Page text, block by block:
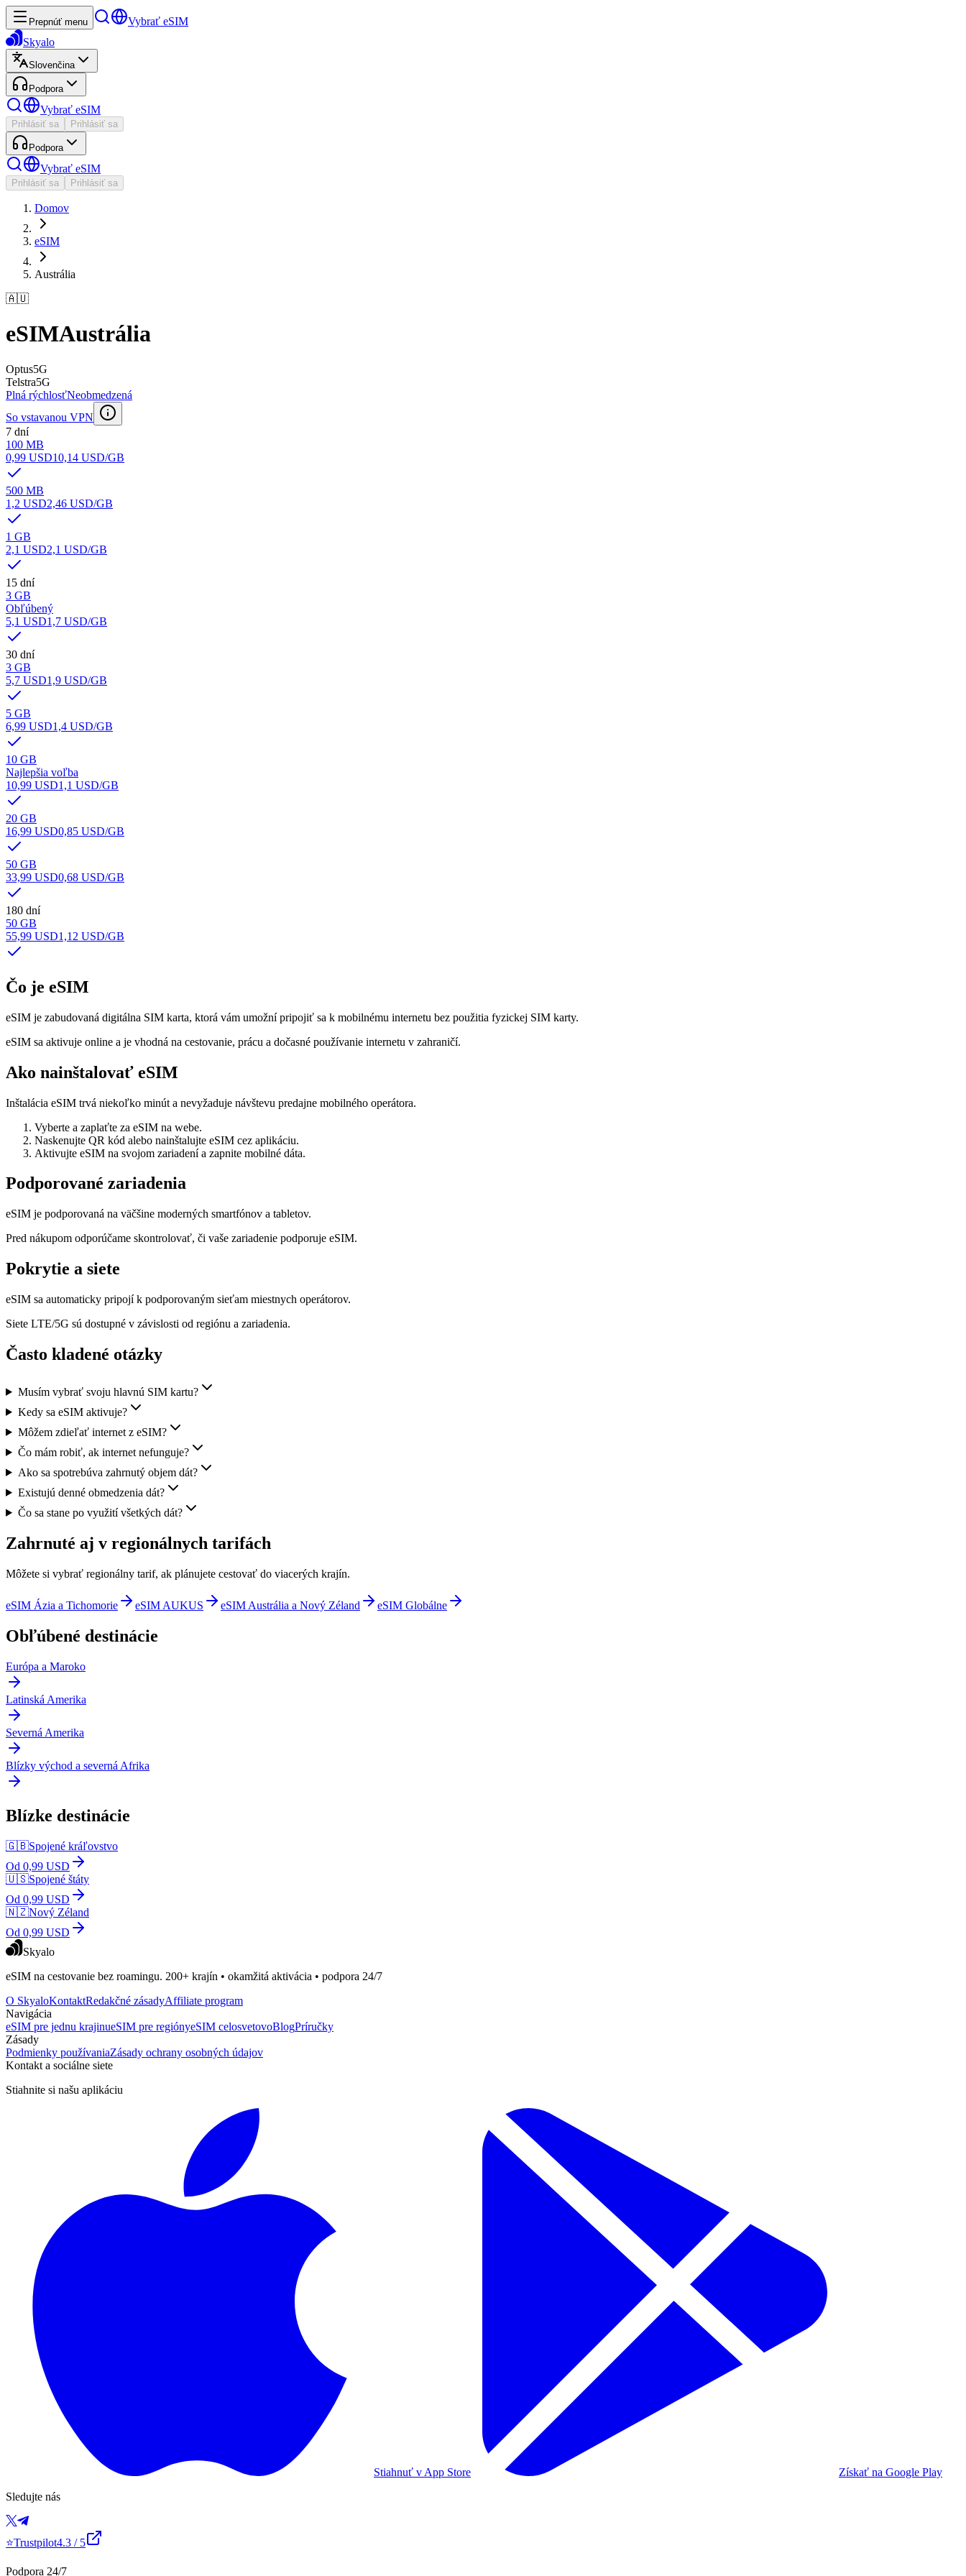
Prepnúť menu
Vybrať eSIM
Skyalo
Slovenčina
Podpora
Vybrať eSIM
Prihlásiť sa Prihlásiť sa
Podpora
Vybrať eSIM
Prihlásiť sa Prihlásiť sa
Domov
eSIM
Austrália
🇦🇺
eSIMAustrália
Optus5G
Telstra5G
Plná rýchlosťNeobmedzená
So vstavanou VPN
7 dní
100 MB
0,99 USD10,14 USD/GB
500 MB
1,2 USD2,46 USD/GB
1 GB
2,1 USD2,1 USD/GB
15 dní
3 GB
Obľúbený
5,1 USD1,7 USD/GB
30 dní
3 GB
5,7 USD1,9 USD/GB
5 GB
6,99 USD1,4 USD/GB
10 GB
Najlepšia voľba
10,99 USD1,1 USD/GB
20 GB
16,99 USD0,85 USD/GB
50 GB
33,99 USD0,68 USD/GB
180 dní
50 GB
55,99 USD1,12 USD/GB
Čo je eSIM
eSIM je zabudovaná digitálna SIM karta, ktorá vám umožní pripojiť sa k mobilnému internetu bez použitia fyzickej SIM karty.
eSIM sa aktivuje online a je vhodná na cestovanie, prácu a dočasné používanie internetu v zahraničí.
Ako nainštalovať eSIM
Inštalácia eSIM trvá niekoľko minút a nevyžaduje návštevu predajne mobilného operátora.
Vyberte a zaplaťte za eSIM na webe.
Naskenujte QR kód alebo nainštalujte eSIM cez aplikáciu.
Aktivujte eSIM na svojom zariadení a zapnite mobilné dáta.
Podporované zariadenia
eSIM je podporovaná na väčšine moderných smartfónov a tabletov.
Pred nákupom odporúčame skontrolovať, či vaše zariadenie podporuje eSIM.
Pokrytie a siete
eSIM sa automaticky pripojí k podporovaným sieťam miestnych operátorov.
Siete LTE/5G sú dostupné v závislosti od regiónu a zariadenia.
Často kladené otázky
Musím vybrať svoju hlavnú SIM kartu?
Kedy sa eSIM aktivuje?
Môžem zdieľať internet z eSIM?
Čo mám robiť, ak internet nefunguje?
Ako sa spotrebúva zahrnutý objem dát?
Existujú denné obmedzenia dát?
Čo sa stane po využití všetkých dát?
Zahrnuté aj v regionálnych tarifách
Môžete si vybrať regionálny tarif, ak plánujete cestovať do viacerých krajín.
eSIM Ázia a Tichomorie eSIM AUKUS eSIM Austrália a Nový Zéland eSIM Globálne
Obľúbené destinácie
Európa a Maroko
Latinská Amerika
Severná Amerika
Blízky východ a severná Afrika
Blízke destinácie
🇬🇧Spojené kráľovstvo
Od 0,99 USD
🇺🇸Spojené štáty
Od 0,99 USD
🇳🇿Nový Zéland
Od 0,99 USD
Skyalo
eSIM na cestovanie bez roamingu. 200+ krajín • okamžitá aktivácia • podpora 24/7
O SkyaloKontaktRedakčné zásadyAffiliate program
Navigácia
eSIM pre jednu krajinueSIM pre regiónyeSIM celosvetovoBlogPríručky
Zásady
Podmienky používaniaZásady ochrany osobných údajov
Kontakt a sociálne siete
Stiahnite si našu aplikáciu
Stiahnuť v App Store
Získať na Google Play
Sledujte nás
⭐Trustpilot4.3 / 5
Podpora 24/7